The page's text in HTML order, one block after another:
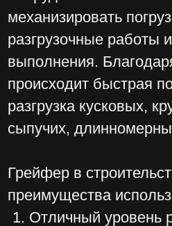
Большой автопарк с техникой;
Мы работаем 24/7, у нас нет
выходных и праздников;
происходит согласно
законодательству РФ;
обеспечивает максимальную
строительных подрядов;
Доставка техники
в указанный срок;
Вся спецтехника